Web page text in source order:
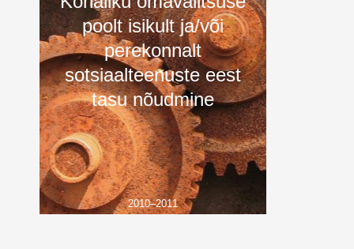
poolt isikult ja/või
perekonnalt
sotsiaalteenuste eest
tasu nõudmine
2010–2011